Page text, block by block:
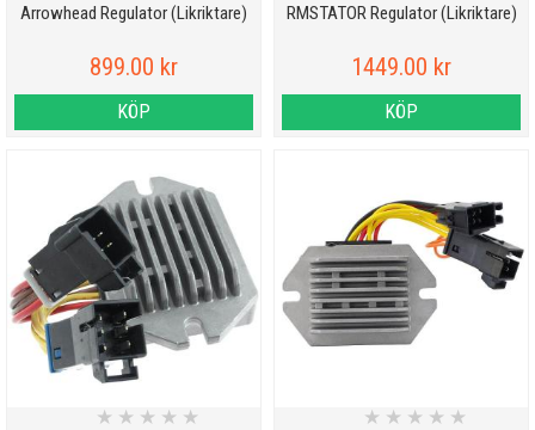
Arrowhead Regulator (Likriktare)
899.00 kr
KÖP
RMSTATOR Regulator (Likriktare)
1449.00 kr
KÖP
★ ★ ★ ★ ★ ★ ★ ★ ★ ★